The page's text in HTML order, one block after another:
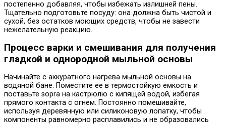
постепенно добавляя, чтобы избежать излишней пены.
Тщательно подготовьте посуду: она должна быть чистой и
сухой, без остатков моющих средств, чтобы не завести
нежелательную реакцию.
Процесс варки и смешивания для получения
гладкой и однородной мыльной основы
Начинайте с аккуратного нагрева мыльной основы на
водяной бане. Поместите ее в термостойкую емкость и
поставьте sopra на кастрюлю с кипящей водой, избегая
прямого контакта с огнем. Постоянно помешивайте,
используя деревянную или силиконовую лопатку, чтобы
компоненты равномерно расплавились и не образовались